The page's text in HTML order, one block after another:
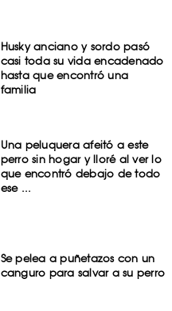
Husky anciano y sordo pasó
casi toda su vida encadenado
hasta que encontró una
familia
Una peluquera afeitó a este
perro sin hogar y lloré al ver lo
que encontró debajo de todo
ese ...
Se pelea a puñetazos con un
canguro para salvar a su perro